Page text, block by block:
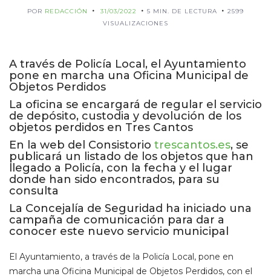
POR REDACCIÓN 31/03/2022 5 MIN. DE LECTURA
2599
VISUALIZACIONES
A través de Policía Local, el Ayuntamiento
pone en marcha una Oficina Municipal de
Objetos Perdidos
La oficina se encargará de regular el servicio
de depósito, custodia y devolución de los
objetos perdidos en Tres Cantos
En la web del Consistorio trescantos.es, se
publicará un listado de los objetos que han
llegado a Policía, con la fecha y el lugar
donde han sido encontrados, para su
consulta
La Concejalía de Seguridad ha iniciado una
campaña de comunicación para dar a
conocer este nuevo servicio municipal
El Ayuntamiento, a través de la Policía Local, pone en
marcha una Oficina Municipal de Objetos Perdidos, con el